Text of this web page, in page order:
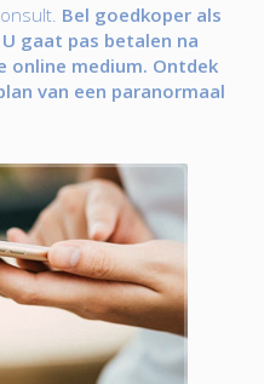
Bel goedkoper als
gaat pas betalen na
online medium. Ontdek
van een paranormaal